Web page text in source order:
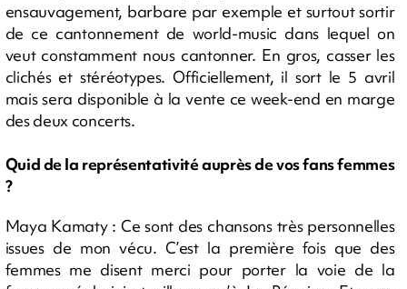
ensauvagement, barbare par exemple et surtout sortir
de ce cantonnement de world-music dans lequel on
veut constamment nous cantonner. En gros, casser les
clichés et stéréotypes. Officiellement, il sort le 5 avril
mais sera disponible à la vente ce week-end en marge
des deux concerts.
Quid de la représentativité auprès de vos fans femmes
?
Maya Kamaty : Ce sont des chansons très personnelles
issues de mon vécu. C’est la première fois que des
femmes me disent merci pour porter la voie de la